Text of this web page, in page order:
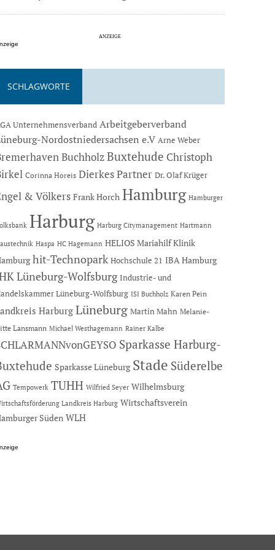
SCHLAGWORTE
Unternehmensverband Arbeitgeberverband
Nordostniedersachsen e.V Arne Weber
BuchholzBuxtehude Christoph
Corinna Horeis Dierkes Partner Dr. Olaf Krüger
& Völkers Frank Horch Hamburg Hamburger
Harburg Harburg Citymanagement Hartmann
Haspa HC Hagemann HELIOS Mariahilf Klinik
hit-Technopark Hochschule 21 IBA Hamburg
Lüneburg-Wolfsburg Industrie- und
Lüneburg-Wolfsburg ISI Buchholz Karen Pein
Harburg Lüneburg Martin Mahn Melanie-
Lansmann Michael Westhagemann Rainer Kalbe
Sparkasse Harburg-
Sparkasse Lüneburg Stade Süderelbe
Tempowerk TUHH Wilfried Seyer Wilhelmsburg
Landkreis Harburg Wirtschaftsverein
Süden WLH